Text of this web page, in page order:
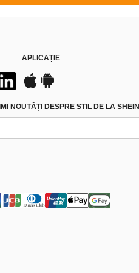
APLICAȚIE
NOUTĂȚI DESPRE STIL DE LA SHEIN